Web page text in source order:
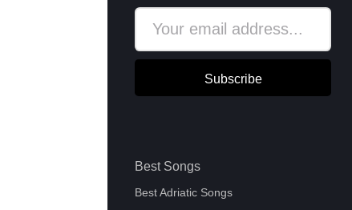
Subscribe
Best Songs
Best Adriatic Songs